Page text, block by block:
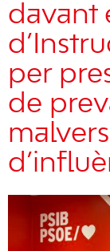
davant
per
de